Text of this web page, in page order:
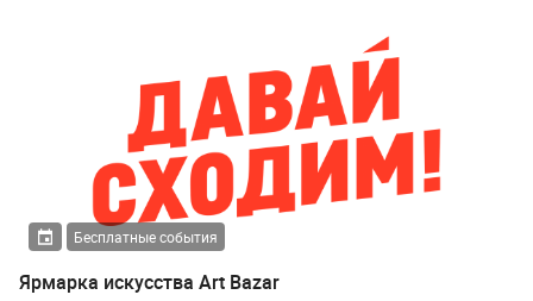
Бесплатные события
Ярмарка искусства Art Bazar